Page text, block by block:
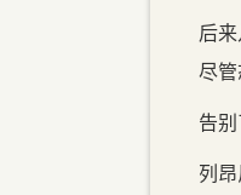
后
尽
告
列